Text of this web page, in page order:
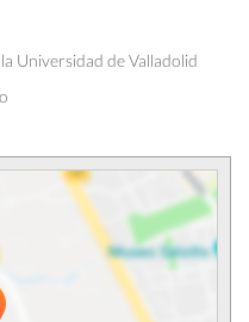
Universidad de Valladolid